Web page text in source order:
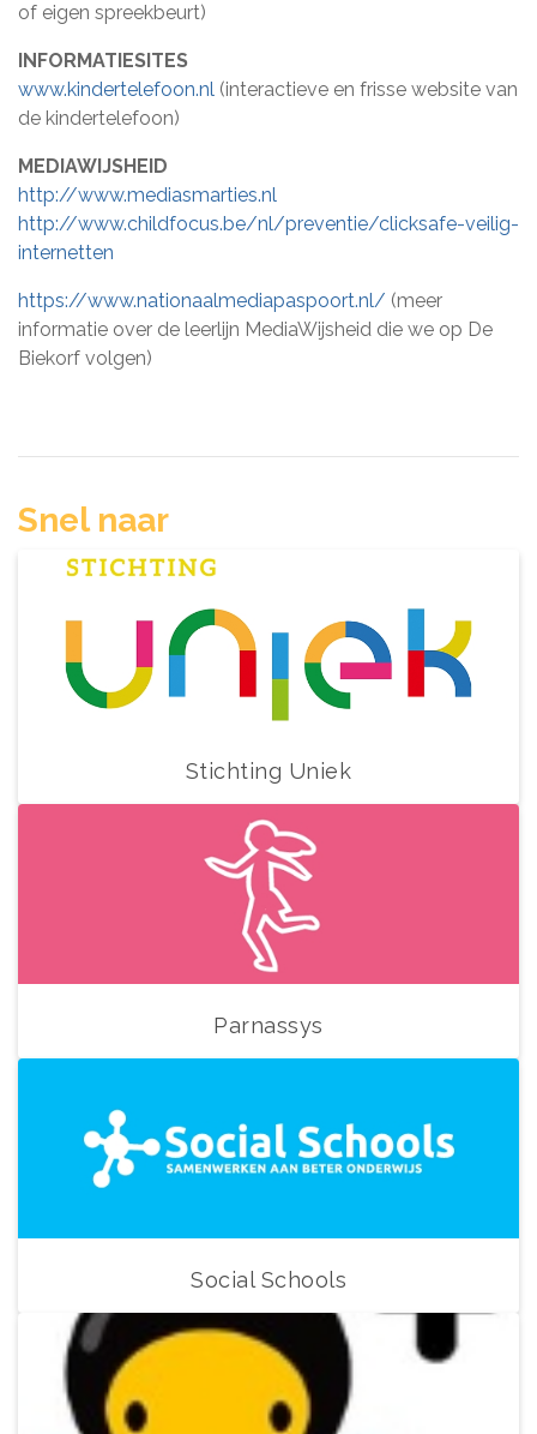
of eigen spreekbeurt)
INFORMATIESITES
www.kindertelefoon.nl (interactieve en frisse website van
de kindertelefoon)
MEDIAWIJSHEID
http://www.mediasmarties.nl
http://www.childfocus.be/nl/preventie/clicksafe-veilig-
internetten
https://www.nationaalmediapaspoort.nl/ (meer
informatie over de leerlijn MediaWijsheid die we op De
Biekorf volgen)
Snel naar
Stichting Uniek
Parnassys
Social Schools